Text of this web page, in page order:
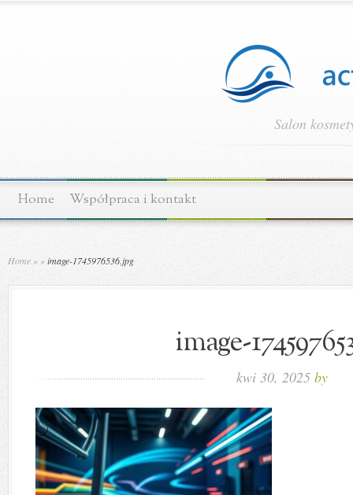
Salon
Home Współpraca i kontakt
Home » »image-1745976536.jpg
image-
kwi 30, 2025 by